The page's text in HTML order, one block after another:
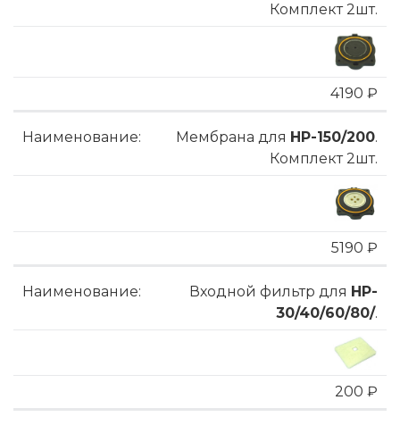
Комплект 2шт.
4190 ₽
Мембрана для HP-150/200.
Комплект 2шт.
5190 ₽
Входной фильтр для HP-
30/40/60/80/.
200 ₽